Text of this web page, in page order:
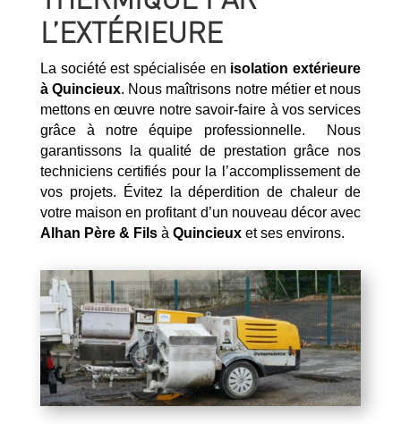
L’EXTÉRIEURE
La société est spécialisée en isolation extérieure
à Quincieux. Nous maîtrisons notre métier et nous
mettons en œuvre notre savoir-faire à vos services
grâce à notre équipe professionnelle. Nous
garantissons la qualité de prestation grâce nos
techniciens certifiés pour la l’accomplissement de
vos projets. Évitez la déperdition de chaleur de
votre maison en profitant d’un nouveau décor avec
Alhan Père & Filsà Quincieux et ses environs.